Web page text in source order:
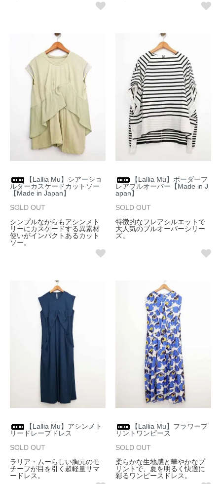
【Lallia Mu】シアーショ
ルダーカスケードカットソー
【Made in Japan】
SOLD OUT
シンプルながらもアシンメト
リーにカスケードする異素材
使いがインパクトあるカット
ソー。
【Lallia Mu】ボーダーフ
レアプルオーバー【Made in J
apan】
SOLD OUT
特徴的なフレアシルエットで
大人気のプルオーバーシリー
ズ。
【Lallia Mu】アシンメト
リードレープドレス
SOLD OUT
ラリア・ムーらしい胸元のモ
チーフが目を引く超軽量サマ
ードレス。
【Lallia Mu】フラワープ
リントワンピース
SOLD OUT
柔らかな生地感と華やかなプ
リントで、夏を明るく快適に
彩るワンピースドレス。